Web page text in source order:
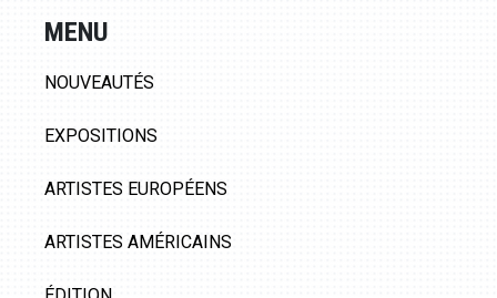
MENU
NOUVEAUTÉS
EXPOSITIONS
ARTISTES EUROPÉENS
ARTISTES AMÉRICAINS